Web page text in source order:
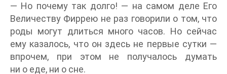
— Но почему так долго! — на самом деле Его
Величеству Фиррею не раз говорили о том, что
роды могут длиться много часов. Но сейчас
ему казалось, что он здесь не первые сутки —
впрочем, при этом не получалось думать
ни о еде, ни о сне.